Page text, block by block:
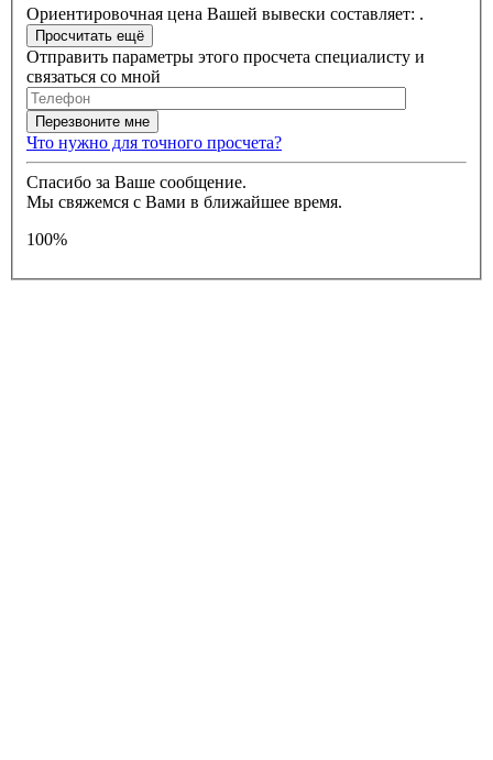
Ориентировочная цена Вашей вывески составляет: .
Отправить параметры этого просчета специалисту и
связаться со мной
Что нужно для точного просчета?
Спасибо за Ваше сообщение.
Мы свяжемся с Вами в ближайшее время.
100%